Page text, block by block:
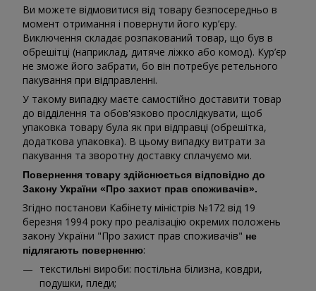
Ви можете відмовитися від товару безпосередньо в
момент отримання і повернути його кур’єру.
Виключення складає розпакований товар, що був в
обрешітці (наприклад, дитяче ліжко або комод). Кур’єр
не зможе його забрати, бо він потребує ретельного
пакування при відправленні.
У такому випадку маєте самостійно доставити товар
до відділення та обов'язково прослідкувати, щоб
упаковка товару була як при відправці (обрешітка,
додаткова упаковка). В цьому випадку витрати за
пакування та зворотну доставку сплачуємо ми.
Повернення товару здійснюється відповідно до
Закону України «Про захист прав споживачів».
Згідно постанови Кабінету міністрів №172 від 19
березня 1994 року про реалізацію окремих положень
закону України "Про захист прав споживачів" не
підлягають поверненню:
текстильні вироби: постільна білизна, ковдри,
подушки, пледи;